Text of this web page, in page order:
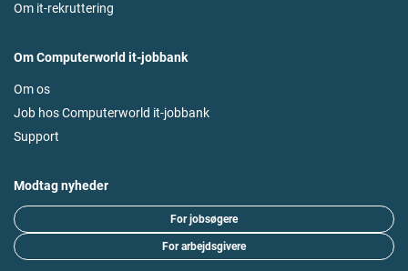
Om it-rekruttering
Om Computerworld it-jobbank
Om os
Job hos Computerworld it-jobbank
Support
Modtag nyheder
For jobsøgere
For arbejdsgivere